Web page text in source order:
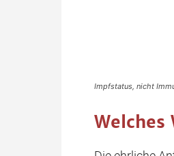
Impfstatus, nicht
Welches